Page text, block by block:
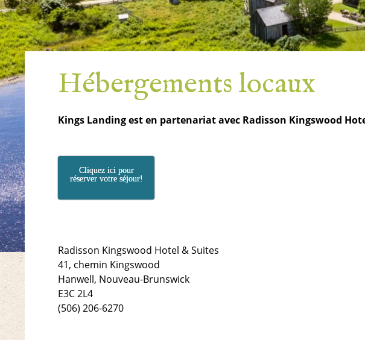
Hébergements locaux
Kings Landing est en partenariat avec Radisson Kingswood
Cliquez ici pour
réserver votre séjour!
Radisson Kingswood Hotel & Suites
41, chemin Kingswood
Hanwell, Nouveau-Brunswick
E3C 2L4
(506) 206-6270